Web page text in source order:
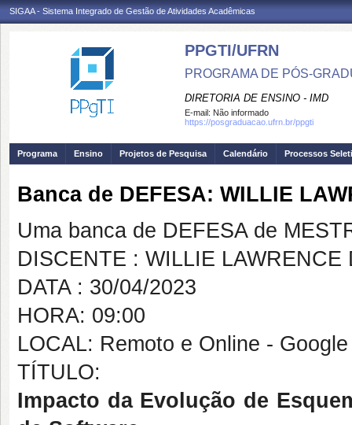
SIGAA - Sistema Integrado de Gestão de Atividades Acadêmicas
PPGTI/UFRN
PROGRAMA DE PÓS-
DIRETORIA DE ENSINO - IMD
E-mail: Não informado
https://posgraduacao.ufrn.br/ppgti
Programa Ensino Projetos de Pesquisa Calendário Processos
Banca de DEFESA: WILLIE
Uma banca de DEFESA de
DISCENTE : WILLIE LAWRENCE
DATA : 30/04/2023
HORA: 09:00
LOCAL: Remoto e Online -
TÍTULO:
Impacto da Evolução de